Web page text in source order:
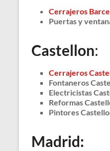
Cerrajeros
Puertas y
Castellon:
Cerrajeros
Fontaneros
Electricistas
Reformas
Pintores
Madrid: